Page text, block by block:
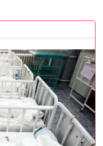
novorođenčadi